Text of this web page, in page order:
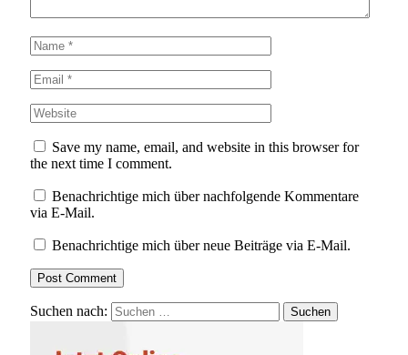
Save my name, email, and website in this browser for
the next time I comment.
Benachrichtige mich über nachfolgende Kommentare
via E-Mail.
Benachrichtige mich über neue Beiträge via E-Mail.
Suchen nach: